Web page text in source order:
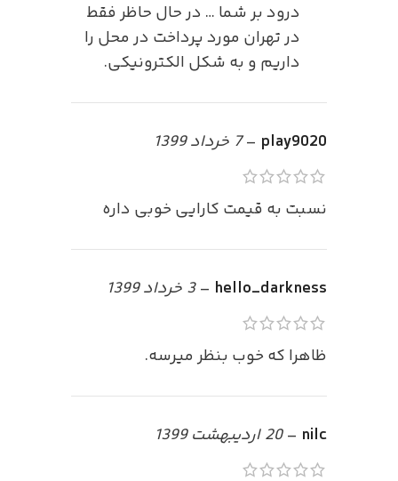
درود بر شما … در حال حاظر فقط
در تهران مورد پرداخت در محل را
داریم و به شکل الکترونیکی.
play9020
– 7 خرداد 1399
نسبت به قیمت کارایی خوبی داره
hello_darkness
– 3 خرداد 1399
ظاهرا که خوب بنظر میرسه.
nilc
– 20 اردیبهشت 1399